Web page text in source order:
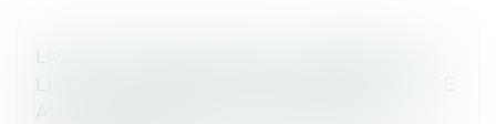
LIQUIDATION JUDICIAIRE : L’INDEMNITÉ
LIÉE À LA RÉSIDENCE PRINCIPALE ÉCHAPPE
AU GAGE COMMUN DES CRÉANCIERS